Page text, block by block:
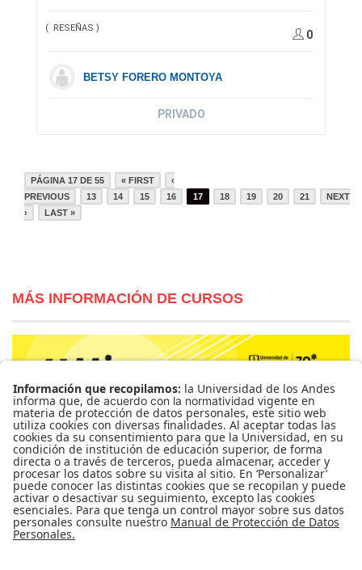
( RESEÑAS )
0
BETSY FORERO MONTOYA
PRIVADO
PÁGINA 17 DE 55 « FIRST
‹
PREVIOUS
13 14 15 16 17 18 19 20 21
NEXT
›
LAST »
MÁS INFORMACIÓN DE CURSOS
Para más información de cursos, horarios y cupos visite el
Sistema de Información Banner